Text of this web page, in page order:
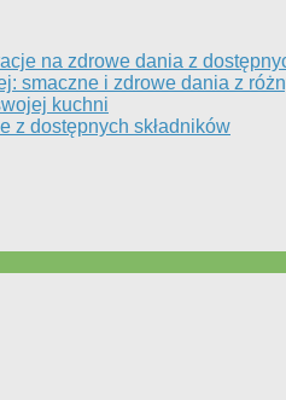
na zdrowe dania z
smaczne i zdrowe dania z
kuchni
z dostępnych składników